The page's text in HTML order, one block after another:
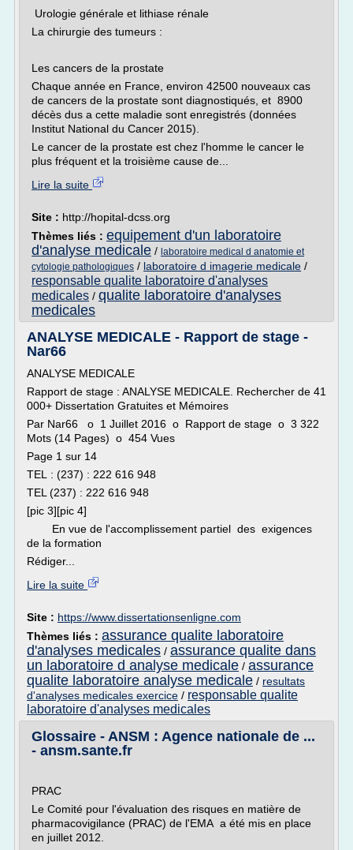
Urologie générale et lithiase rénale
La chirurgie des tumeurs :
Les cancers de la prostate
Chaque année en France, environ 42500 nouveaux cas
de cancers de la prostate sont diagnostiqués, et 8900
décès dus a cette maladie sont enregistrés (données
Institut National du Cancer 2015).
Le cancer de la prostate est chez l'homme le cancer le
plus fréquent et la troisième cause de...
Lire la suite
Site : http://hopital-dcss.org
Thèmes liés : equipement d'un laboratoire
d'analyse medicale / laboratoire medical d anatomie et
cytologie pathologiques / laboratoire d imagerie medicale /
responsable qualite laboratoire d'analyses
medicales / qualite laboratoire d'analyses
medicales
ANALYSE MEDICALE - Rapport de stage -
Nar66
ANALYSE MEDICALE
Rapport de stage : ANALYSE MEDICALE. Rechercher de 41
000+ Dissertation Gratuites et Mémoires
Par Nar66 o 1 Juillet 2016 o Rapport de stage o 3 322
Mots (14 Pages) o 454 Vues
Page 1 sur 14
TEL : (237) : 222 616 948
TEL (237) : 222 616 948
[pic 3][pic 4]
En vue de l'accomplissement partiel des exigences
de la formation
Rédiger...
Lire la suite
Site : https://www.dissertationsenligne.com
Thèmes liés : assurance qualite laboratoire
d'analyses medicales / assurance qualite dans
un laboratoire d analyse medicale / assurance
qualite laboratoire analyse medicale / resultats
d'analyses medicales exercice / responsable qualite
laboratoire d'analyses medicales
Glossaire - ANSM : Agence nationale de ...
- ansm.sante.fr
PRAC
Le Comité pour l'évaluation des risques en matière de
pharmacovigilance (PRAC) de l'EMA a été mis en place
en juillet 2012.